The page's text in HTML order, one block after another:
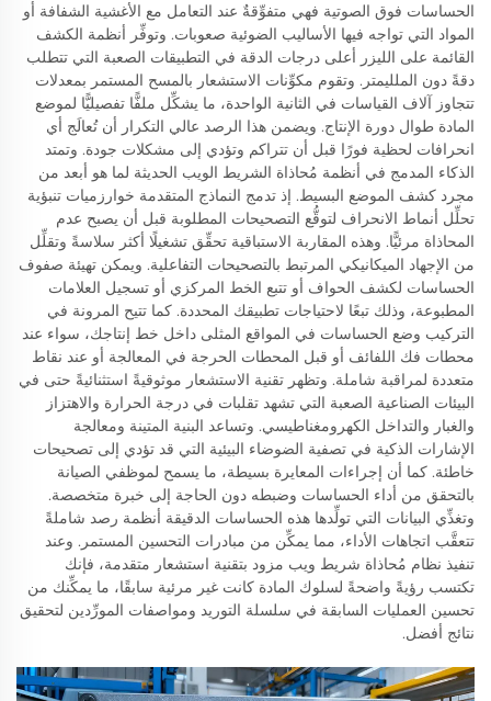
الحساسات فوق الصوتية فهي متفوِّقةٌ عند التعامل مع الأغشية الشفافة أو
المواد التي تواجه فيها الأساليب الضوئية صعوبات. وتوفِّر أنظمة الكشف
القائمة على الليزر أعلى درجات الدقة في التطبيقات الصعبة التي تتطلب
دقةً دون الملليمتر. وتقوم مكوِّنات الاستشعار بالمسح المستمر بمعدلات
تتجاوز آلاف القياسات في الثانية الواحدة، ما يشكِّل ملفًّا تفصيليًّا لموضع
المادة طوال دورة الإنتاج. ويضمن هذا الرصد عالي التكرار أن تُعالَج أي
انحرافات لحظية فورًا قبل أن تتراكم وتؤدي إلى مشكلات جودة. وتمتد
الذكاء المدمج في أنظمة مُحاذاة الشريط الويب الحديثة لما هو أبعد من
مجرد كشف الموضع البسيط. إذ تدمج النماذج المتقدمة خوارزميات تنبؤية
تحلِّل أنماط الانحراف لتوقُّع التصحيحات المطلوبة قبل أن يصبح عدم
المحاذاة مرئيًّا. وهذه المقاربة الاستباقية تحقِّق تشغيلًا أكثر سلاسةً وتقلِّل
من الإجهاد الميكانيكي المرتبط بالتصحيحات التفاعلية. ويمكن تهيئة صفوف
الحساسات لكشف الحواف أو تتبع الخط المركزي أو تسجيل العلامات
المطبوعة، وذلك تبعًا لاحتياجات تطبيقك المحددة. كما تتيح المرونة في
التركيب وضع الحساسات في المواقع المثلى داخل خط إنتاجك، سواء عند
محطات فك اللفائف أو قبل المحطات الحرجة في المعالجة أو عند نقاط
متعددة لمراقبة شاملة. وتظهر تقنية الاستشعار موثوقيةً استثنائيةً حتى في
البيئات الصناعية الصعبة التي تشهد تقلبات في درجة الحرارة والاهتزاز
والغبار والتداخل الكهرومغناطيسي. وتساعد البنية المتينة ومعالجة
الإشارات الذكية في تصفية الضوضاء البيئية التي قد تؤدي إلى تصحيحات
خاطئة. كما أن إجراءات المعايرة بسيطة، ما يسمح لموظفي الصيانة
بالتحقق من أداء الحساسات وضبطه دون الحاجة إلى خبرة متخصصة.
وتغذِّي البيانات التي تولِّدها هذه الحساسات الدقيقة أنظمة رصد شاملةً
تتعقَّب اتجاهات الأداء، مما يمكِّن من مبادرات التحسين المستمر. وعند
تنفيذ نظام مُحاذاة شريط ويب مزود بتقنية استشعار متقدمة، فإنك
تكتسب رؤيةً واضحةً لسلوك المادة كانت غير مرئية سابقًا، ما يمكِّنك من
تحسين العمليات السابقة في سلسلة التوريد ومواصفات المورِّدين لتحقيق
نتائج أفضل.